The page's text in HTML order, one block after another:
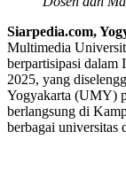
Siarpedia.com,
Multimedia
berpartisipasi
2025, yang
Yogyakarta (UMY)
berlangsung di
berbagai universitas